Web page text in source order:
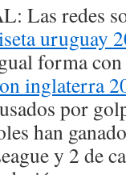
Las redes
uruguay
forma con
inglaterra
por
han
y 2 de